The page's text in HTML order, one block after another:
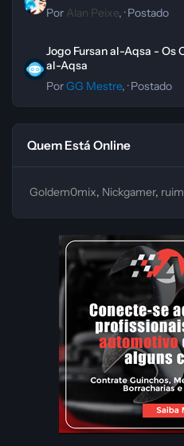
Por Alan Peixe, ·Postado
Jogo Fursan al-Aqsa - Os
al-Aqsa
PorGG Mestre, ·Postado
Quem Está Online
Goldem0mix Nickgamer